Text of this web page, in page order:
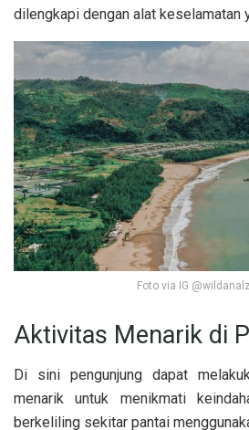
dilengkapi dengan alat keselamatan
Foto via IG
Aktivitas Menarik di
Di sini pengunjung dapat
menarik untuk menikmati
berkeliling sekitar pantai